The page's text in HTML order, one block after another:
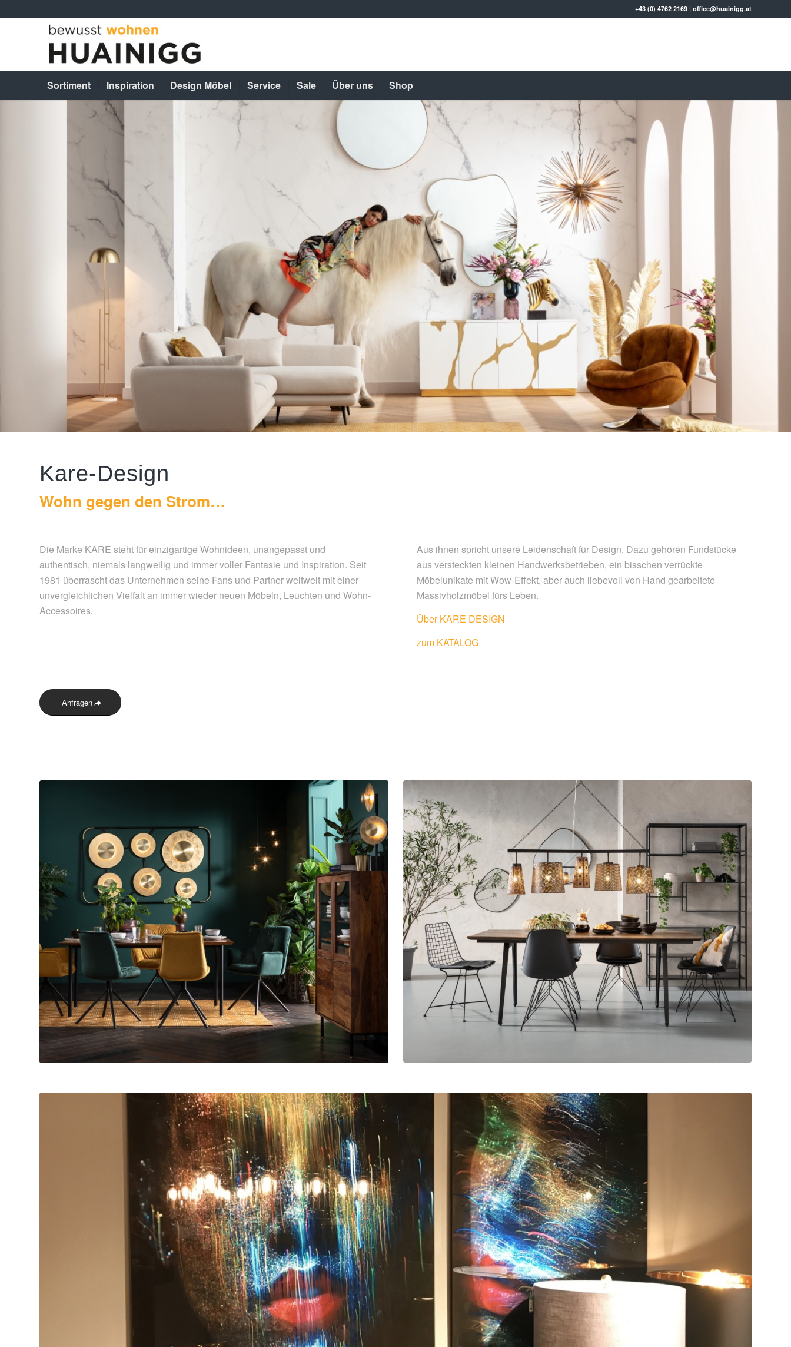
+43 (0) 4762 2169 | office@huainigg.at
Sortiment Inspiration Design Möbel Service Sale Über uns Shop
Kare-Design
Wohn gegen den Strom…
Die Marke KARE steht für einzigartige Wohnideen, unangepasst und
authentisch, niemals langweilig und immer voller Fantasie und Inspiration. Seit
1981 überrascht das Unternehmen seine Fans und Partner weltweit mit einer
unvergleichlichen Vielfalt an immer wieder neuen Möbeln, Leuchten und Wohn-
Accessoires.
Aus ihnen spricht unsere Leidenschaft für Design. Dazu gehören Fundstücke
aus versteckten kleinen Handwerksbetrieben, ein bisschen verrückte
Möbelunikate mit Wow-Effekt, aber auch liebevoll von Hand gearbeitete
Massivholzmöbel fürs Leben.
Über KARE DESIGN
zum KATALOG
Anfragen